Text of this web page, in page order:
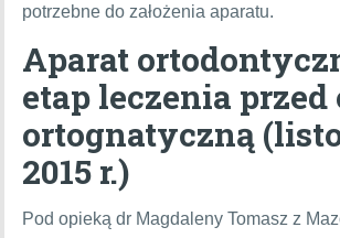
potrzebne do założenia aparatu.
Aparat
etap leczenia przed
ortognatyczną
2015 r.)
Pod opieką dr Magdaleny Tomasz z